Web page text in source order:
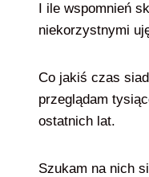
I ile wspomnień
niekorzystnymi
Co jakiś czas
przeglądam
ostatnich lat.
Szukam na nich